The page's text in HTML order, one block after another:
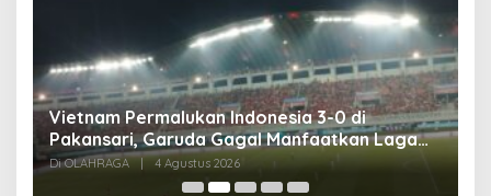
Vietnam Permalukan Indonesia 3-0 di
Pakansari, Garuda Gagal Manfaatkan Laga
Kandang
Di OLAHRAGA | 4 Agustus 2026